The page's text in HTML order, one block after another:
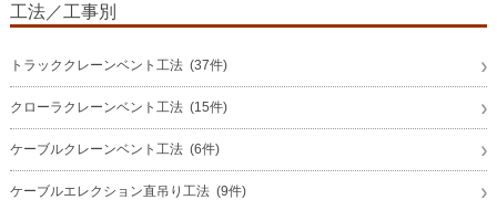
工法／工事別
トラッククレーンベント工法 (37件)
クローラクレーンベント工法 (15件)
ケーブルクレーンベント工法 (6件)
ケーブルエレクション直吊り工法 (9件)